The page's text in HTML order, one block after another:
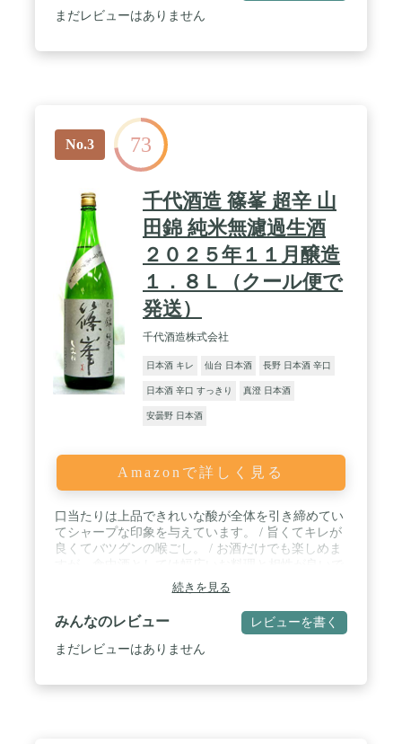
まだレビューはありません
No.3 73
千代酒造 篠峯 超辛 山
田錦 純米無濾過生酒
２０２５年１１月醸造
１．８Ｌ（クール便で
発送）
千代酒造株式会社
日本酒 キレ 仙台 日本酒 長野 日本酒 辛口
日本酒 辛口 すっきり 真澄 日本酒
安曇野 日本酒
Amazonで詳しく見る
口当たりは上品できれいな酸が全体を引き締めてい
てシャープな印象を与えています。 / 旨くてキレが
良くてバツグンの喉ごし。 / お酒だけでも楽しめま
続きを見る
みんなのレビュー レビューを書く
まだレビューはありません